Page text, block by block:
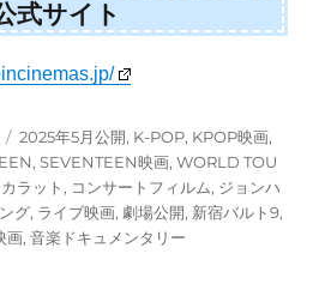
式サイト
タ
グ
2025年5月公開, K-POP, KPOP映画,
,SEVENTEEN映画,WORLD TOU
カラット , コンサートフィルム, ジョンハ
グ, ライブ映画, 劇場公開, 新宿バルト9,
画,音楽ドキュメンタリー